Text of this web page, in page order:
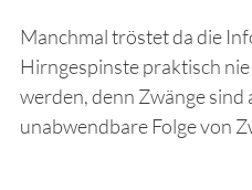
Manchmal tröstet da die
Hirngespinste praktisch
werden, denn Zwänge sind
unabwendbare Folge von